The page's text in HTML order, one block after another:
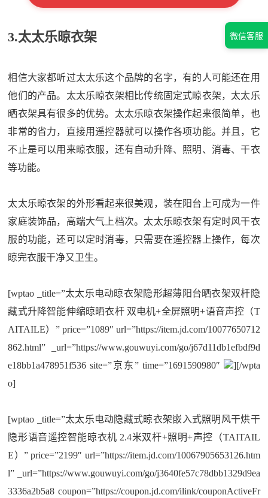
3.太太乐晾衣架
相信大家都听过太太乐这个品牌的名字，有的人可能还在用
他们的产品。太太乐晾衣架相比传统固定式晾衣架，太太乐
晒衣架具有很多的优势。太太乐晾衣架操作起来很简单，也
非常的省力，直接用遥控器就可以操作各项功能。并且，它
不止是可以用来晾衣服，还有自动升降、照明、消毒、干衣
等功能。
太太乐晾衣架的外形看起来很美观，装在阳台上可成为一件
家庭装饰品，高端大气上档次。太太乐晾衣架有定时风干衣
服的功能，还可以定时消毒，只需要在遥控器上操作，每次
晾完衣服干净又卫生。
[wptao _title=”太太乐电动晾衣架隐形超薄阳台晒衣架双杆隐
藏式升降智能伸缩晾晒衣杆 双电机+全屏照明+语音声控（T
AITAILE）” price=”1089″ url=”https://item.jd.com/10077650712
862.html” _url=”https://www.gouwuyi.com/go/j67d11db1efbdf9d
e18bb1a478951f536 site=”京东” time=”1691590980″
][/wpta
o]
[wptao _title=”太太乐电动隐藏式晾衣架嵌入式照明风干烘干
隐形语音遥控智能晾衣机 2.4米双杆+照明+声控（TAITAIL
E）” price=”2199″ url=”https://item.jd.com/10067905653126.htm
l” _url=”https://www.gouwuyi.com/go/j3640fe57c78dbb1329d9ea
3336a2b5a8 coupon=”https://coupon.jd.com/ilink/couponActiveFr
微信客服